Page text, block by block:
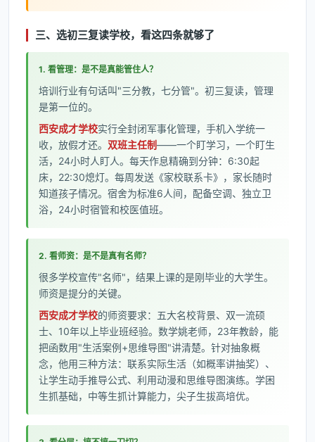
三、选初三复读学校，看这四条就够了
1. 看管理：是不是真能管住人？
培训行业有句话叫"三分教，七分管"。初三复读，管理
是第一位的。
西安成才学校实行全封闭军事化管理，手机入学统一
收，放假才还。 双班主任制——一个盯学习，一个盯生
活，24小时人盯人。每天作息精确到分钟：6:30起
床，22:30熄灯。每周发送《家校联系卡》，家长随时
知道孩子情况。宿舍为标准6人间，配备空调、独立卫
浴，24小时宿管和校医值班。
2. 看师资：是不是真有名师？
很多学校宣传"名师"，结果上课的是刚毕业的大学生。
师资是提分的关键。
西安成才学校的师资要求：五大名校背景、双一流硕
士、10年以上毕业班经验。数学姚老师，23年教龄，能
把函数用"生活案例+思维导图"讲清楚。针对抽象概
念，他用三种方法：联系实际生活（如概率讲抽奖）、
让学生动手推导公式、利用动漫和思维导图演练。学困
生抓基础，中等生抓计算能力，尖子生拔高培优。